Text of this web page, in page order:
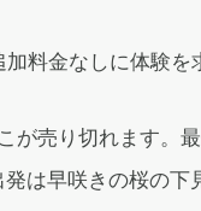
料金なしに体験を
売り切れます。最
は早咲きの桜の下